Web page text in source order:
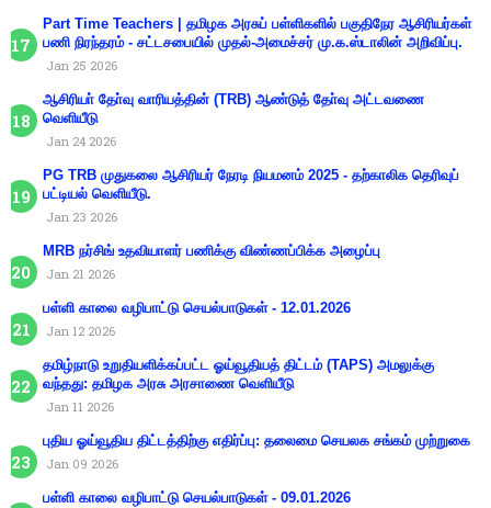
Part Time Teachers | தமிழக அரசுப் பள்ளிகளில் பகுதிநேர ஆசிரியர்கள்
பணி நிரந்தரம் - சட்டசபையில் முதல்-அமைச்சர் மு.க.ஸ்டாலின் அறிவிப்பு.
Jan 25 2026
ஆசிரியா் தோ்வு வாரியத்தின் (TRB) ஆண்டுத் தோ்வு அட்டவணை
வெளியீடு
Jan 24 2026
PG TRB முதுகலை ஆசிரியர் நேரடி நியமனம் 2025 - தற்காலிக தெரிவுப்
பட்டியல் வெளியீடு.
Jan 23 2026
MRB நர்சிங் உதவியாளர் பணிக்கு விண்ணப்பிக்க அழைப்பு
Jan 21 2026
பள்ளி காலை வழிபாட்டு செயல்பாடுகள் - 12.01.2026
Jan 12 2026
தமிழ்நாடு உறுதியளிக்கப்பட்ட ஓய்வூதியத் திட்டம் (TAPS) அமலுக்கு
வந்தது: தமிழக அரசு அரசாணை வெளியீடு
Jan 11 2026
புதிய ஓய்வூதிய திட்டத்திற்கு எதிர்ப்பு: தலைமை செயலக சங்கம் முற்றுகை
Jan 09 2026
பள்ளி காலை வழிபாட்டு செயல்பாடுகள் - 09.01.2026